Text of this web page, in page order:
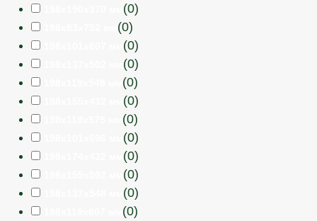
(0)
(0)
(0)
(0)
(0)
(0)
(0)
(0)
(0)
(0)
(0)
(0)